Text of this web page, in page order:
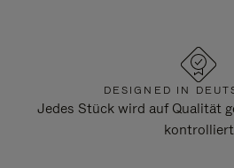
DESIGNED IN
Jedes Stück wird auf Qualität
kontrolliert